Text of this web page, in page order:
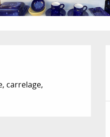
carrelage,